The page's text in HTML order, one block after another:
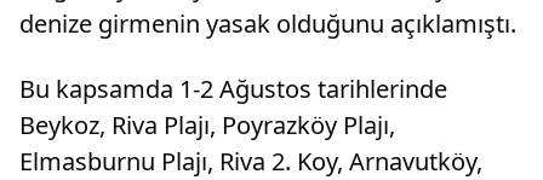
denize girmenin yasak olduğunu açıklamıştı.
Bu kapsamda 1-2 Ağustos tarihlerinde
Beykoz, Riva Plajı, Poyrazköy Plajı,
Elmasburnu Plajı, Riva 2. Koy, Arnavutköy,